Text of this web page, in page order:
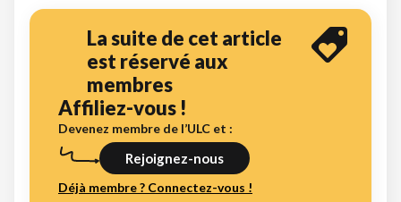
La suite de cet article
est réservé aux
membres
Affiliez-vous !
Devenez membre de l’ULC et :
Rejoignez-nous
Déjà membre ? Connectez-vous !